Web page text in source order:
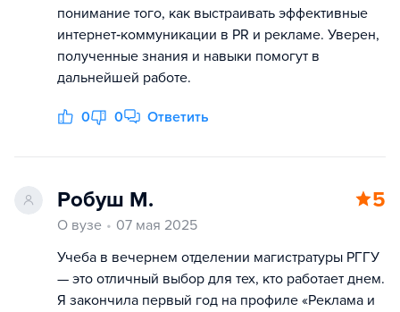
понимание того, как выстраивать эффективные
интернет‑коммуникации в PR и рекламе. Уверен,
полученные знания и навыки помогут в
дальнейшей работе.
0 0 Ответить
Робуш М. 5
О вузе
07 мая 2025
Учеба в вечернем отделении магистратуры РГГУ
— это отличный выбор для тех, кто работает днем.
Я закончила первый год на профиле «Реклама и